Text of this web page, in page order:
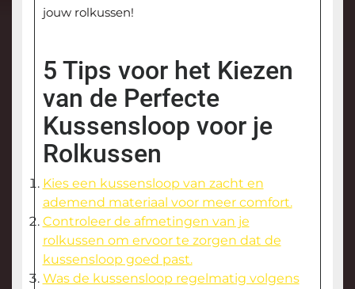
jouw rolkussen!
5 Tips voor het Kiezen
van de Perfecte
Kussensloop voor je
Rolkussen
Kies een kussensloop van zacht en
ademend materiaal voor meer comfort.
Controleer de afmetingen van je
rolkussen om ervoor te zorgen dat de
kussensloop goed past.
Was de kussensloop regelmatig volgens